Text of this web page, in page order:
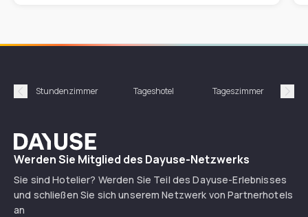
Précédent
Stundenzimmer Tageshotel Tageszimmer
Dayuse
Werden Sie Mitglied des Dayuse-Netzwerks
Sie sind Hotelier? Werden Sie Teil des Dayuse-Erlebnisses
und schließen Sie sich unserem Netzwerk von Partnerhotels
an